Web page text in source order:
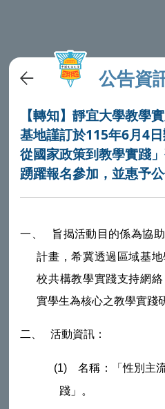
公告資
【轉知】靜宜大學教學
基地謹訂於115年6月4
從國家政策到教學實踐
踴躍報名參加，並惠予公
一、
旨揭活動目的係為協
計畫，希冀透過區域基
校共構教學實踐支持網
實學生為核心之教學實踐
二、 活動資訊：
(1)
名稱：「性別主
踐」。